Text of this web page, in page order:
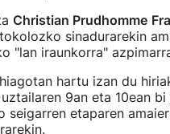
Christian Prudhomme
sinadurarekin
"lan iraunkorra"
hartu izan du
9an eta 10ean
seigarren etaparen